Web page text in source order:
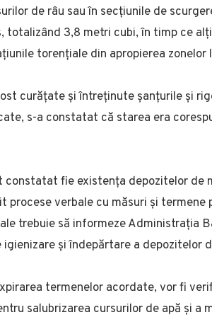
de râu sau în secțiunile de
totalizând 3,8 metri cubi, în timp ce
torențiale din apropierea zonelor
curățate și întreținute șanțurile și
s-a constatat că starea era
fie existența depozitelor de
procese verbale cu măsuri și termene
trebuie să informeze Administrația
și îndepărtare a depozitelor
termenelor acordate, vor fi
salubrizarea cursurilor de apă și a